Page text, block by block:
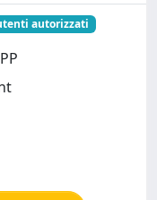
autorizzati